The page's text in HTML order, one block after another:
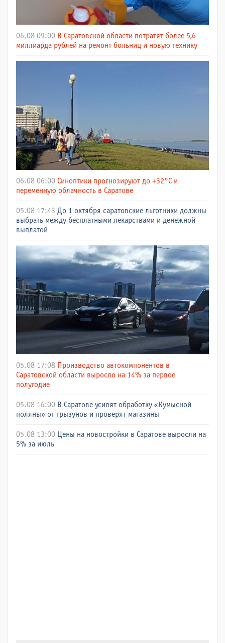
06.08 09:00 В Саратовской области потратят более 5,6
миллиарда рублей на ремонт больниц и новую технику
06.08 06:00 Синоптики прогнозируют до +32°C и
переменную облачность в Саратове
05.08 17:43 До 1 октября саратовские льготники должны
выбрать между бесплатными лекарствами и денежной
выплатой
05.08 17:08 Производство автокомпонентов в
Саратовской области выросло на 14% за первое
полугодие
05.08 16:00 В Саратове усилят обработку «Кумысной
поляны» от грызунов и проверят магазины
05.08 13:00
Цены на новостройки в Саратове выросли на
5% за июль